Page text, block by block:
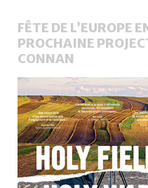
FÊTE DE L’EUROPE
PROCHAINE
CONNAN